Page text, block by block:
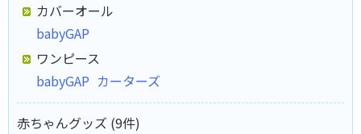
カバーオール
babyGAP
ワンピース
babyGAP カーターズ
赤ちゃんグッズ (9件)